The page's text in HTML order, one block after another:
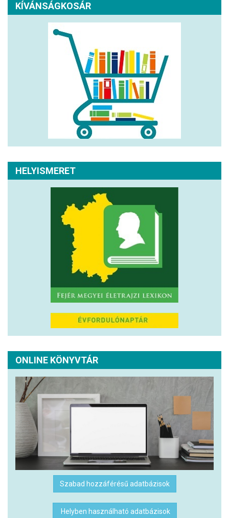
KÍVÁNSÁGKOSÁR
HELYISMERET
ONLINE KÖNYVTÁR
Szabad hozzáférésű adatbázisok
Helyben használható adatbázisok